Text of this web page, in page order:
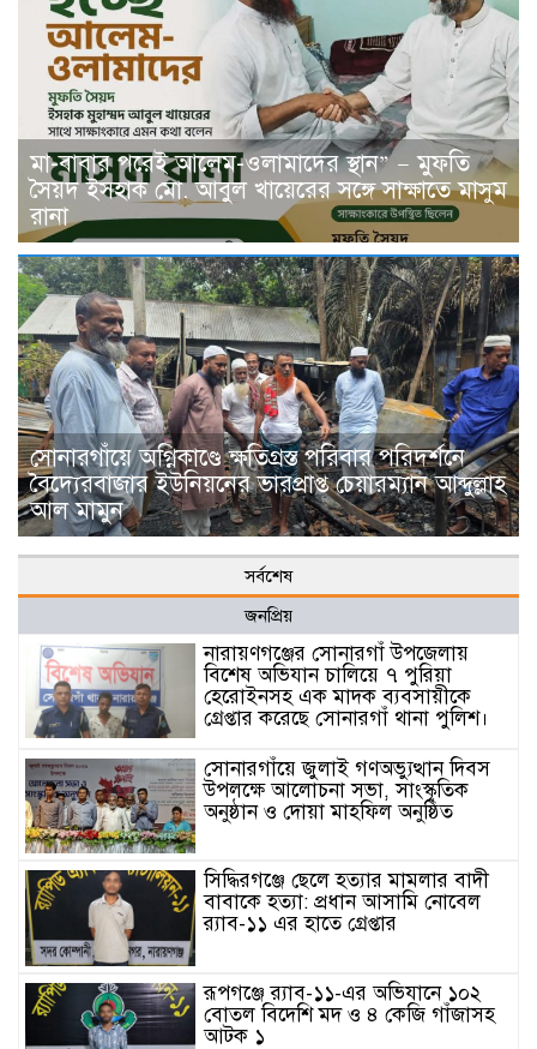
মা-বাবার পরেই আলেম-ওলামাদের স্থান” — মুফতি
সৈয়দ ইসহাক মো. আবুল খায়েরের সঙ্গে সাক্ষাতে মাসুম
রানা
সোনারগাঁয়ে অগ্নিকাণ্ডে ক্ষতিগ্রস্ত পরিবার পরিদর্শনে
বৈদ্যেরবাজার ইউনিয়নের ভারপ্রাপ্ত চেয়ারম্যান আব্দুল্লাহ
আল মামুন
সর্বশেষ
জনপ্রিয়
নারায়ণগঞ্জের সোনারগাঁ উপজেলায়
বিশেষ অভিযান চালিয়ে ৭ পুরিয়া
হেরোইনসহ এক মাদক ব্যবসায়ীকে
গ্রেপ্তার করেছে সোনারগাঁ থানা পুলিশ।
সোনারগাঁয়ে জুলাই গণঅভ্যুত্থান দিবস
উপলক্ষে আলোচনা সভা, সাংস্কৃতিক
অনুষ্ঠান ও দোয়া মাহফিল অনুষ্ঠিত
সিদ্ধিরগঞ্জে ছেলে হত্যার মামলার বাদী
বাবাকে হত্যা: প্রধান আসামি নোবেল
র‍্যাব-১১ এর হাতে গ্রেপ্তার
রূপগঞ্জে র‍্যাব-১১-এর অভিযানে ১০২
বোতল বিদেশি মদ ও ৪ কেজি গাঁজাসহ
আটক ১